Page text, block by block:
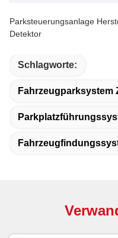
Parksteuerungsanlage
Detektor
Schlagworte:
Fahrzeugparksystem